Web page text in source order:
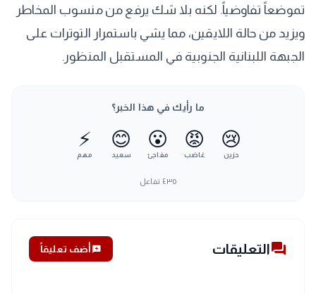
تموضعاً تفاوضياً. لكنه بلا شك يرفع من منسوب المخاطر
ويزيد من حالة اللايقين، مما يشي باستمرار التوترات على
الجبهة اللبنانية الجنوبية في المستقبل المنظور.
ما رأيك في هذا الخبر؟
😢
حزين
😡
غاضب
😮
مفاجئ
😊
سعيد
⚡
مهم
٤٣٥ تفاعل
forumالتعليقات add_commentأضف تعليقاً